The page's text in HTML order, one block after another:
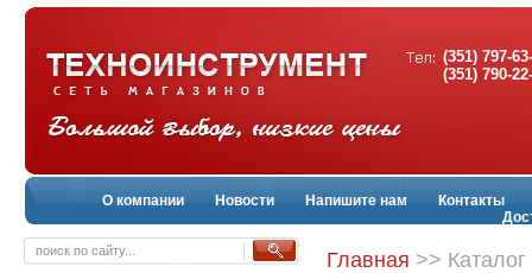
О компании Новости Напишите нам
Контакты
(351) 797-
(351) 790-
Главная >>